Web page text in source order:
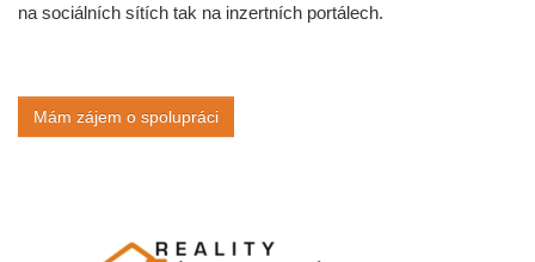
na sociálních sítích tak na inzertních portálech.
Mám zájem o spolupráci